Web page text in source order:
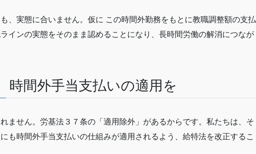
、実態に合いません。仮に この時間外勤務をもとに教職調整額の支払
インの実態をそのまま認めることになり、長時間労働の解消につなが
時間外手当支払いの適用を
ません。労基法３７条の「適用除外」があるからです。私たちは、そ
も時間外手当支払いの仕組みが適用されるよう、給特法を改正するこ